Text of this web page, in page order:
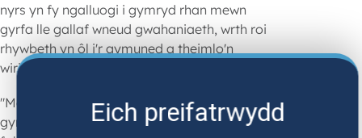
nyrs yn fy ngalluogi i gymryd rhan mewn
gyrfa lle gallaf wneud gwahaniaeth, wrth roi
rhywbeth yn ôl i'r gymuned a theimlo'n
wirioneddol
"Mae sicrhau fy rôl nyrsio cymwysedig
gyntaf wedi gwneud i mi deimlo'n hynod
Eich preifatrwydd